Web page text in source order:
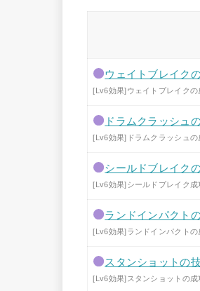
ウェイトブレイク
[Lv6効果]ウェイトブレイクの
ドラムクラッシュ
[Lv6効果]ドラムクラッシュの
シールドブレイク
[Lv6効果]シールドブレイク成
ランドインパクト
[Lv6効果]ランドインパクトの
スタンショットの
[Lv6効果]スタンショットの成